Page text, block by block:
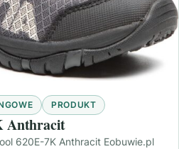
PRODUKT
Anthracit
620E-7K Anthracit Eobuwie.pl